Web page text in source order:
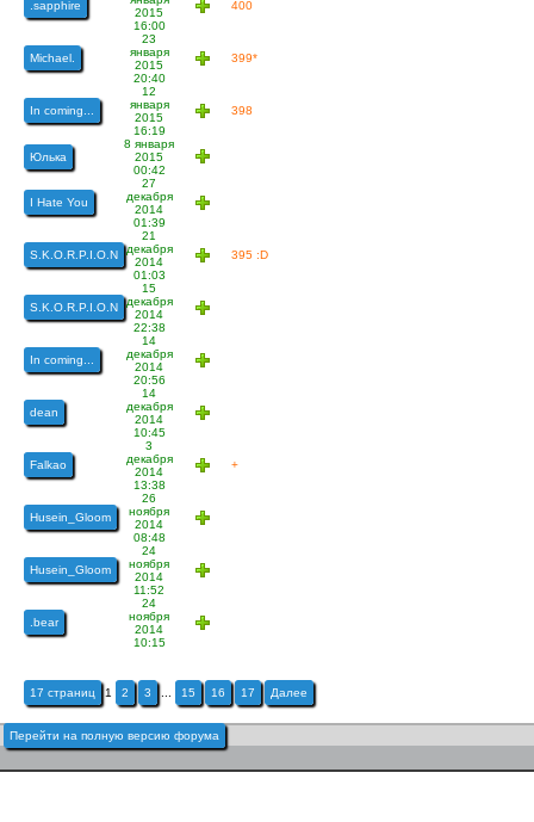
.sapphire
2015
16:00
400
Michael.
23
января
2015
20:40
399*
In coming...
12
января
2015
16:19
398
Юлька
8 января
2015
00:42
I Hate You
27
декабря
2014
01:39
S.K.O.R.P.I.O.N
21
декабря
2014
01:03
395 :D
S.K.O.R.P.I.O.N
15
декабря
2014
22:38
In coming...
14
декабря
2014
20:56
dean
14
декабря
2014
10:45
Falkao
3
декабря
2014
13:38
+
Husein_Gloom
26
ноября
2014
08:48
Husein_Gloom
24
ноября
2014
11:52
.bear
24
ноября
2014
10:15
17 страниц 1 2 3 15 16 17 Далее
Перейти на полную версию форума